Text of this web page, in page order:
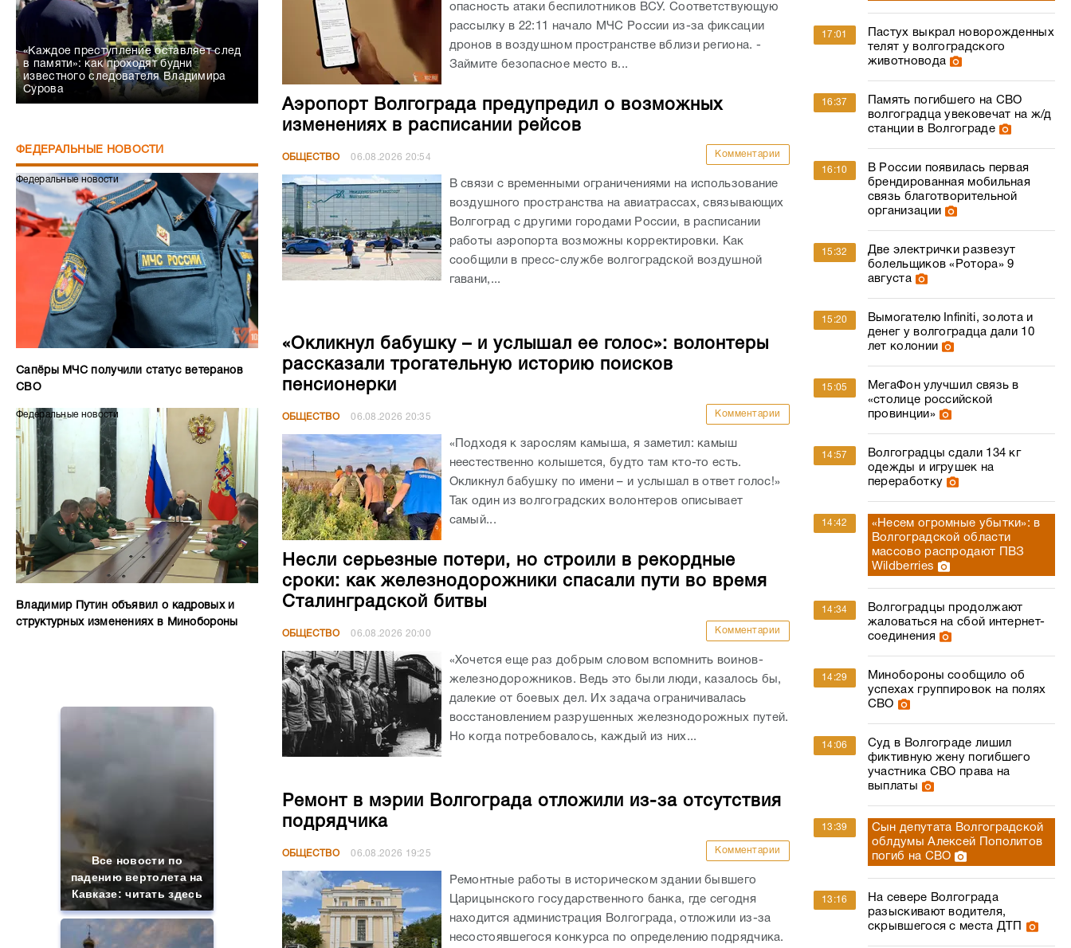
«Каждое преступление оставляет след
в памяти»: как проходят будни
известного следователя Владимира
Сурова
ФЕДЕРАЛЬНЫЕ НОВОСТИ
Федеральные новости
Сапёры МЧС получили статус ветеранов
СВО
Федеральные новости
Владимир Путин объявил о кадровых и
структурных изменениях в Минобороны
Все новости по
падению вертолета на
Кавказе: читать здесь
опасность атаки беспилотников ВСУ. Соответствующую
рассылку в 22:11 начало МЧС России из-за фиксации
дронов в воздушном пространстве вблизи региона. -
Займите безопасное место в...
Аэропорт Волгограда предупредил о возможных
изменениях в расписании рейсов
ОБЩЕСТВО 06.08.2026 20:54 Комментарии
В связи с временными ограничениями на использование
воздушного пространства на авиатрассах, связывающих
Волгоград с другими городами России, в расписании
работы аэропорта возможны корректировки. Как
сообщили в пресс-службе волгоградской воздушной
гавани,...
«Окликнул бабушку – и услышал ее голос»: волонтеры
рассказали трогательную историю поисков
пенсионерки
ОБЩЕСТВО 06.08.2026 20:35 Комментарии
«Подходя к зарослям камыша, я заметил: камыш
неестественно колышется, будто там кто-то есть.
Окликнул бабушку по имени – и услышал в ответ голос!»
Так один из волгоградских волонтеров описывает
самый...
Несли серьезные потери, но строили в рекордные
сроки: как железнодорожники спасали пути во время
Сталинградской битвы
ОБЩЕСТВО 06.08.2026 20:00 Комментарии
«Хочется еще раз добрым словом вспомнить воинов-
железнодорожников. Ведь это были люди, казалось бы,
далекие от боевых дел. Их задача ограничивалась
восстановлением разрушенных железнодорожных путей.
Но когда потребовалось, каждый из них...
Ремонт в мэрии Волгограда отложили из-за отсутствия
подрядчика
ОБЩЕСТВО 06.08.2026 19:25 Комментарии
Ремонтные работы в историческом здании бывшего
Царицынского государственного банка, где сегодня
находится администрация Волгограда, отложили из-за
несостоявшегося конкурса по определению подрядчика.
17:01
Пастух выкрал новорожденных
телят у волгоградского
животновода
16:37
Память погибшего на СВО
волгоградца увековечат на ж/д
станции в Волгограде
16:10
В России появилась первая
брендированная мобильная
связь благотворительной
организации
15:32
Две электрички развезут
болельщиков «Ротора» 9
августа
15:20
Вымогателю Infiniti, золота и
денег у волгоградца дали 10
лет колонии
15:05
МегаФон улучшил связь в
«столице российской
провинции»
14:57
Волгоградцы сдали 134 кг
одежды и игрушек на
переработку
14:42
«Несем огромные убытки»: в
Волгоградской области
массово распродают ПВЗ
Wildberries
14:34
Волгоградцы продолжают
жаловаться на сбой интернет-
соединения
14:29
Минобороны сообщило об
успехах группировок на полях
СВО
14:06
Суд в Волгограде лишил
фиктивную жену погибшего
участника СВО права на
выплаты
13:39
Сын депутата Волгоградской
облдумы Алексей Пополитов
погиб на СВО
13:16
На севере Волгограда
разыскивают водителя,
скрывшегося с места ДТП